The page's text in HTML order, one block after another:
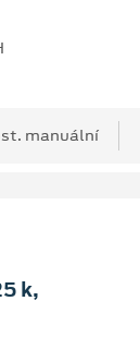
manuální
k,